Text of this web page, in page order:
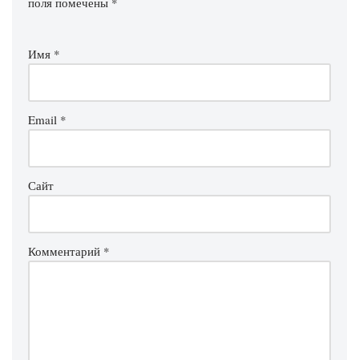
Имя *
Email *
Сайт
Комментарий *